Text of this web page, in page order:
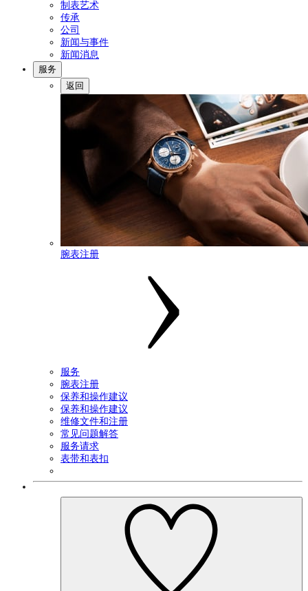
制表艺术
传承
公司
新闻与事件
新闻消息
服务
返回
腕表注册
服务
腕表注册
保养和操作建议
保养和操作建议
维修文件和注册
常见问题解答
服务请求
表带和表扣